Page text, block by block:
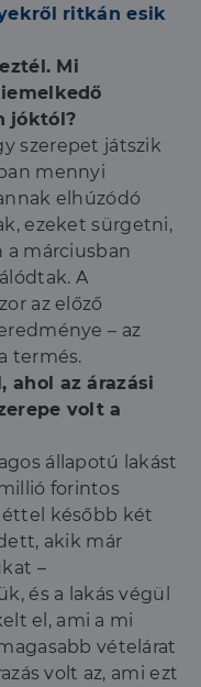
ritkán esik
Mi
jóktól?
szerepet játszik
mennyi
elhúzódó
ezeket sürgetni,
márciusban
A
az előző
– az
termés.
ahol az árazási
volt a
állapotú lakást
forintos
később két
akik már
–
és a lakás végül
el, ami a mi
vételárat
volt az, ami ezt